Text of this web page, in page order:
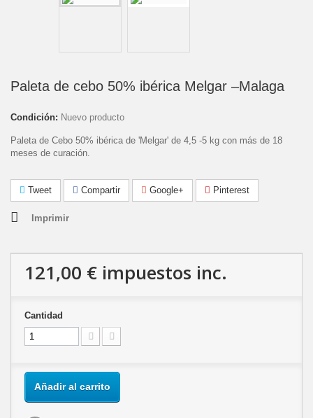
Paleta de cebo 50% ibérica Melgar –Malaga
Condición: Nuevo producto
Paleta de Cebo 50% ibérica de 'Melgar' de 4,5 -5 kg con más de 18
meses de curación.
Tweet Compartir Google+ Pinterest
Imprimir
121,00 € impuestos inc.
Cantidad
Añadir al carrito